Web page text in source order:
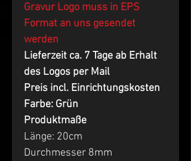
Gravur Logo muss in EPS
Format an uns gesendet
werden
Lieferzeit ca. 7 Tage ab Erhalt
des Logos per Mail
Preis incl. Einrichtungskosten
Farbe: Grün
Produktmaße
Länge: 20cm
Durchmesser 8mm